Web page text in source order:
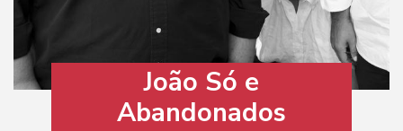
João Só e
Abandonados